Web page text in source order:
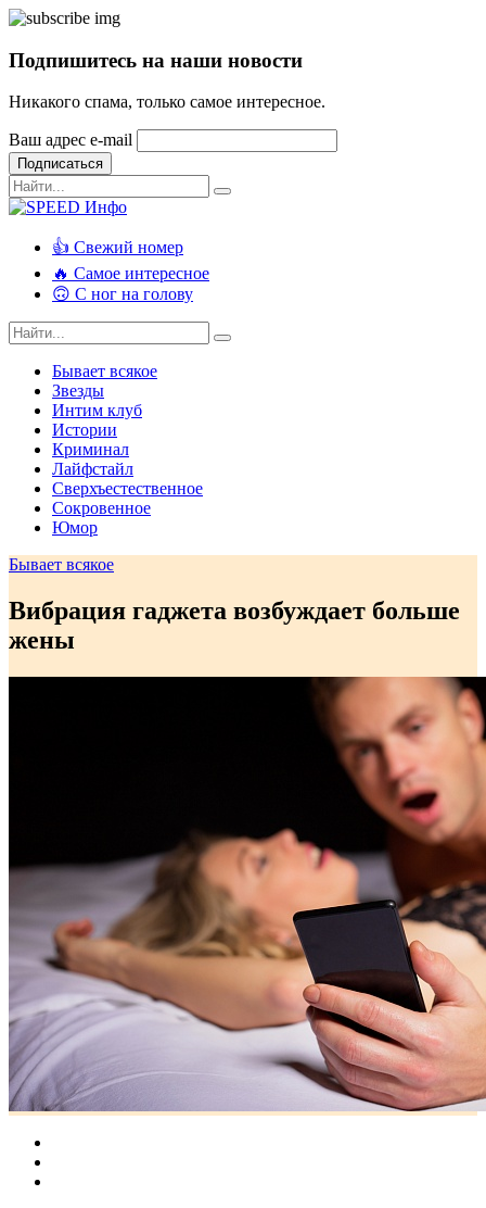
Подпишитесь на наши новости
Никакого спама, только самое интересное.
Ваш адрес e-mail
Подписаться
👍 Свежий номер
🔥 Самое интересное
🙃 С ног на голову
Бывает всякое
Звезды
Интим клуб
Истории
Криминал
Лайфстайл
Сверхъестественное
Сокровенное
Юмор
Бывает всякое
Вибрация гаджета возбуждает больше
жены